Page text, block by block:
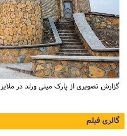
گزارش تصویری از پارک مینی ورلد در ملایر
گالری فیلم